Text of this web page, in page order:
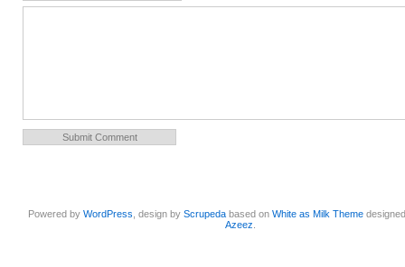
Powered byWordPress , design byScrupeda based onWhite as Milk Theme
Azeez